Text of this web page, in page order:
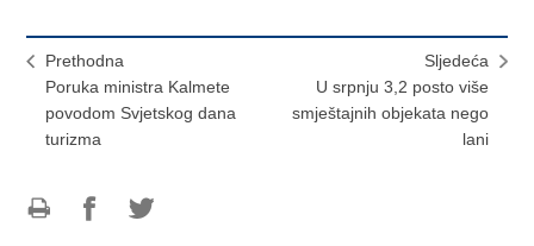
Prethodna
Poruka ministra Kalmete
povodom Svjetskog dana
turizma
Sljedeća
U srpnju 3,2 posto više
smještajnih objekata nego
lani